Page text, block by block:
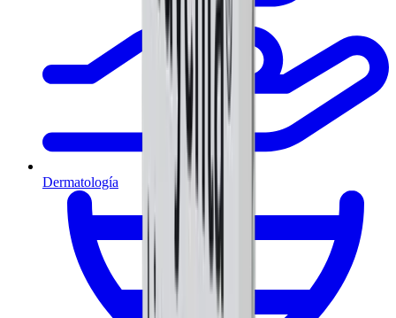
Dermatología